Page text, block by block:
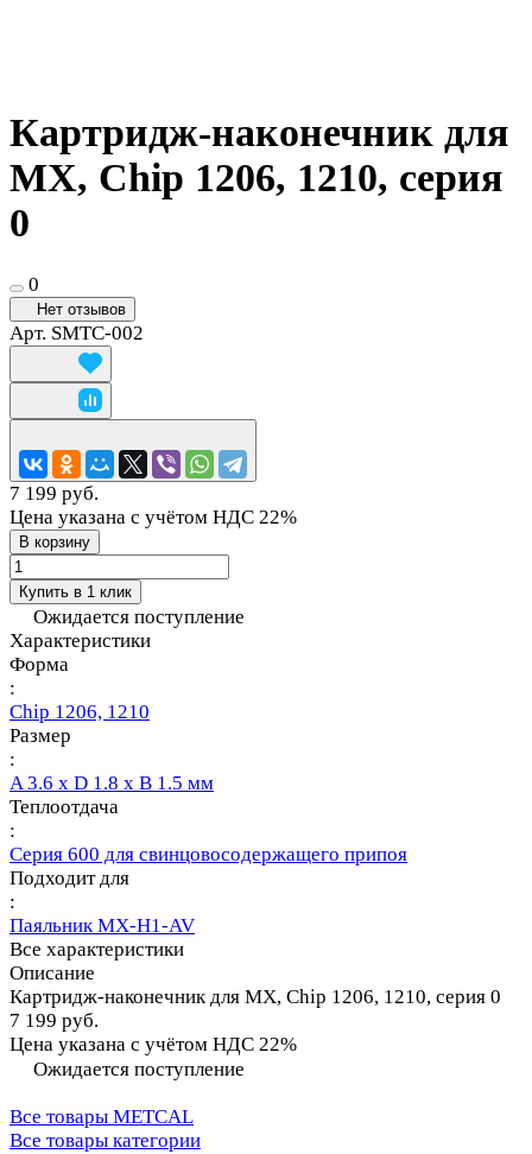
Картридж-наконечник для
MX, Chip 1206, 1210, серия
0
0
Нет отзывов
Арт. SMTC-002
7 199 руб.
Цена указана с учётом НДС 22%
В корзину
Купить в 1 клик
Ожидается поступление
Характеристики
Форма
:
Chip 1206, 1210
Размер
:
A 3.6 x D 1.8 x B 1.5 мм
Теплоотдача
:
Серия 600 для свинцовосодержащего припоя
Подходит для
:
Паяльник MX-H1-AV
Все характеристики
Описание
Картридж-наконечник для MX, Chip 1206, 1210, серия 0
7 199 руб.
Цена указана с учётом НДС 22%
Ожидается поступление
Все товары METCAL
Все товары категории